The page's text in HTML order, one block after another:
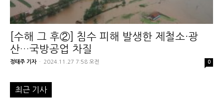
[수해 그 후②] 침수 피해 발생한 제철소·광
산…국방공업 차질
정태주 기자 - 2024.11.27 7:58 오전 0
최근 기사